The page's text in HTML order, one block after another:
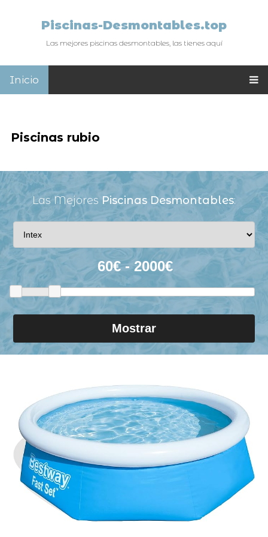
Piscinas-Desmontables.top
Las mejores piscinas desmontables, las tienes aquí
Inicio
Piscinas rubio
Las Mejores Piscinas Desmontables:
Mostrar